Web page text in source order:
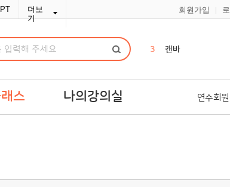
더보
기
회원가입
한국사
3
캔바
10
노션
스
브
나의강의실
연수변경/취소
연수회